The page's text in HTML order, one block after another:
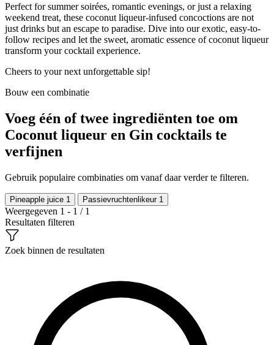
Perfect for summer soirées, romantic evenings, or just a relaxing
weekend treat, these coconut liqueur-infused concoctions are not
just drinks but an escape to paradise. Dive into our exotic, easy-to-
follow recipes and let the sweet, aromatic essence of coconut liqueur
transform your cocktail experience.
Cheers to your next unforgettable sip!
Bouw een combinatie
Voeg één of twee ingrediënten toe om
Coconut liqueur en Gin cocktails te
verfijnen
Gebruik populaire combinaties om vanaf daar verder te filteren.
Pineapple juice 1 Passievruchtenlikeur 1
Weergegeven 1 - 1 / 1
Resultaten filteren
Zoek binnen de resultaten